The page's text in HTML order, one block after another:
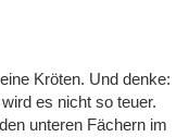
Kröten. Und denke:
es nicht so teuer.
unteren Fächern im